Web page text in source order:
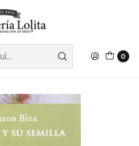
0
Chile
- Baron Biza, J.